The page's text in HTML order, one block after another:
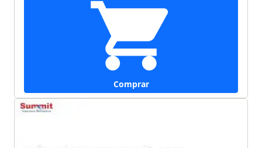
Comprar